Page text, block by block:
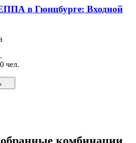
в Гюнцбурге: Входной
чел.
комбинации